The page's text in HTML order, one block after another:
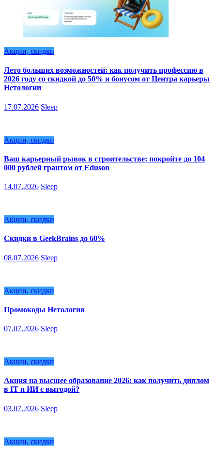
Акции, скидки
Лето больших возможностей: как получить профессию в
2026 году со скидкой до 50% и бонусом от Центра карьеры
Нетологии
17.07.2026 Sleep
Акции, скидки
Ваш карьерный рывок в строительстве: покройте до 104
000 рублей грантом от Eduson
14.07.2026 Sleep
Акции, скидки
Скидки в GeekBrains до 60%
08.07.2026 Sleep
Акции, скидки
Промокоды Нетология
07.07.2026 Sleep
Акции, скидки
Акция на высшее образование 2026: как получить диплом
в IT и ИИ с выгодой?
03.07.2026 Sleep
Акции, скидки